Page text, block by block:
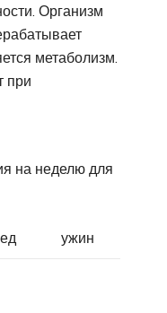
Организм
метаболизм.
при
на неделю для
ужин